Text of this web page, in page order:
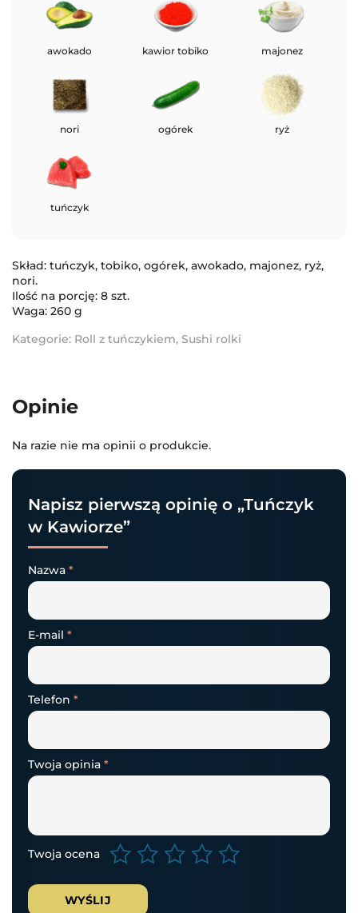
awokado kawior tobiko majonez
nori ogórek ryż
tuńczyk
Skład: tuńczyk, tobiko, ogórek, awokado, majonez, ryż,
nori.
Ilość na porcję: 8 szt.
Waga: 260 g
Kategorie: Roll z tuńczykiem, Sushi rolki
Opinie
Na razie nie ma opinii o produkcie.
Napisz pierwszą opinię o „Tuńczyk
w Kawiorze”
Nazwa *
E-mail *
Telefon *
Twoja ocena
Twoja opinia *